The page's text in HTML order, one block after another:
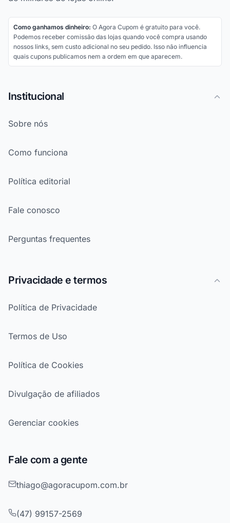
Como ganhamos dinheiro: O Agora Cupom é gratuito para você.
Podemos receber comissão das lojas quando você compra usando
nossos links, sem custo adicional no seu pedido. Isso não influencia
quais cupons publicamos nem a ordem em que aparecem.
Institucional
Sobre nós
Como funciona
Política editorial
Fale conosco
Perguntas frequentes
Privacidade e termos
Política de Privacidade
Termos de Uso
Política de Cookies
Divulgação de afiliados
Gerenciar cookies
Fale com a gente
thiago@agoracupom.com.br
(47) 99157-2569